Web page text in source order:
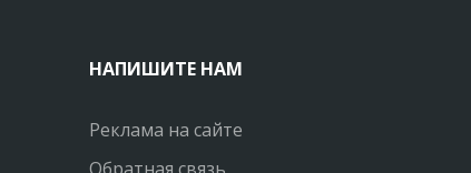
НАПИШИТЕ НАМ
Реклама на сайте